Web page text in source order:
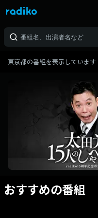
東京都の番組を表示しています
おすすめの番組